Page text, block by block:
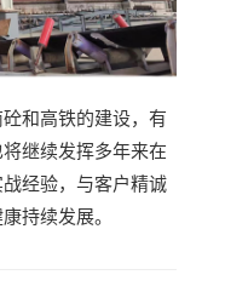
和高铁的建设，有
继续发挥多年来在
经验，与客户精诚
持续发展。